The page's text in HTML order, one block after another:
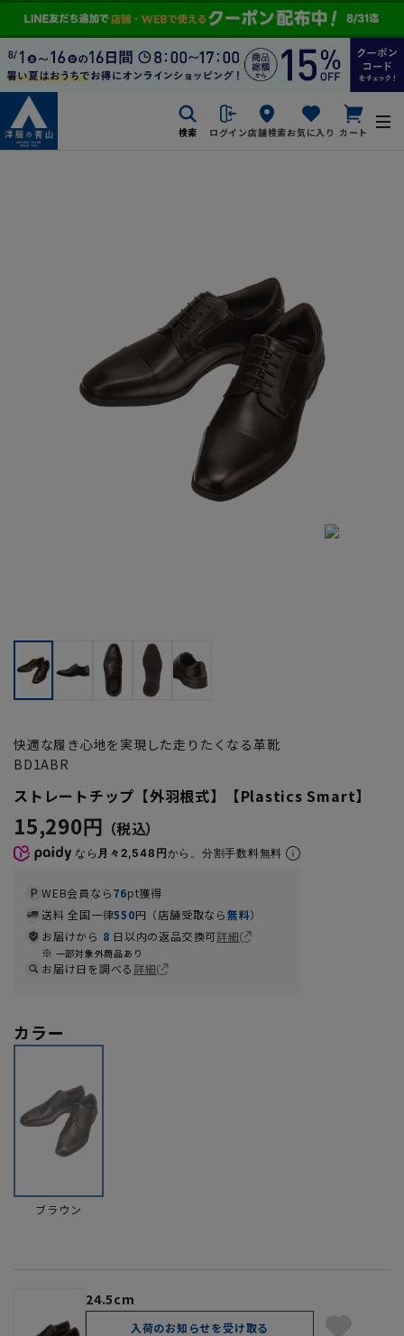
検索 ログイン店舗検索お気に入り カート
快適な履き心地を実現した走りたくなる革靴
BD1ABR
ストレートチップ【外羽根式】【Plastics Smart】
15,290円
なら 月々2,548円から。分割手数料無料
WEB会員なら76pt獲得
送料 全国一律550円（店舗受取なら無料）
お届けから 8 日以内の返品交換可詳細
一部対象外商品あり
お届け日を調べる詳細
カラー
ブラウン
24.5cm
入荷のお知らせを受け取る